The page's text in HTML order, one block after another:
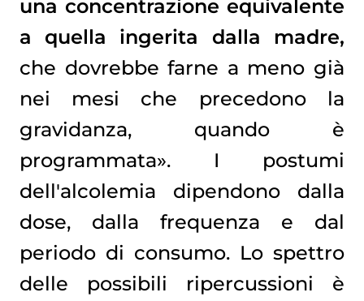
una concentrazione equivalente
a quella ingerita dalla madre,
che dovrebbe farne a meno già
nei mesi che precedono la
gravidanza, quando è
programmata». I postumi
dell'alcolemia dipendono dalla
dose, dalla frequenza e dal
periodo di consumo. Lo spettro
delle possibili ripercussioni è